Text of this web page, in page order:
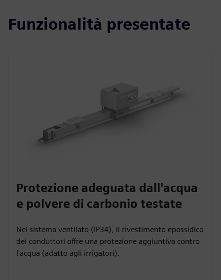
Funzionalità presentate
Protezione adeguata dall'acqua
e polvere di carbonio testate
Nel sistema ventilato (IP34), il rivestimento epossidico
dei conduttori offre una protezione aggiuntiva contro
l'acqua (adatto agli irrigatori).